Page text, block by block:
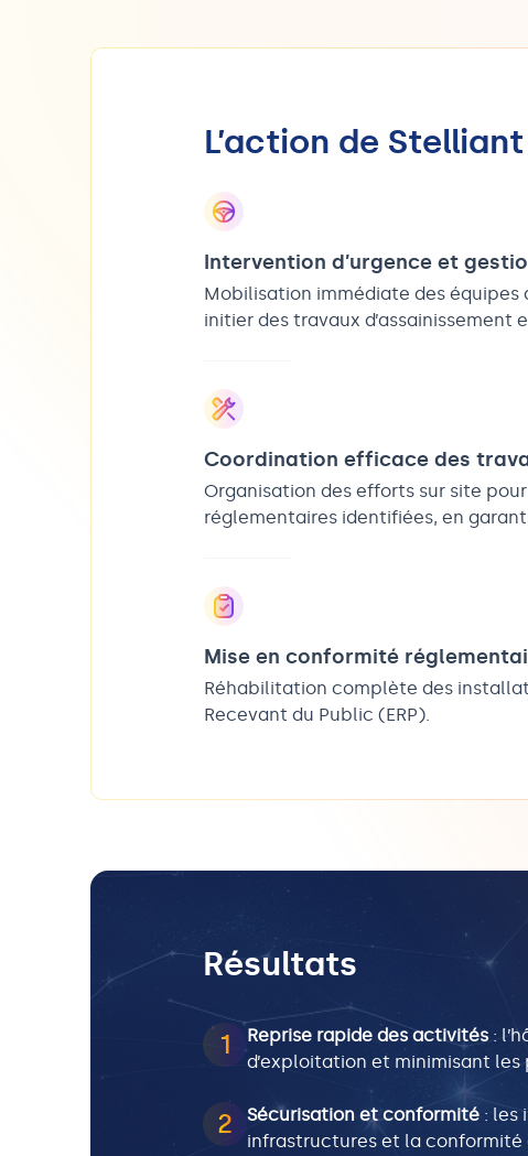
L’action de Stelliant
Intervention d’urgence et
Mobilisation immédiate des équipes
initier des travaux d’assainissement
Coordination efficace des
Organisation des efforts sur site
réglementaires identifiées, en
Mise en conformité
Réhabilitation complète des
Recevant du Public (ERP).
Résultats
1 Reprise rapide des activités :
d’exploitation et minimisant
2 Sécurisation et conformité : les
infrastructures et la conformité